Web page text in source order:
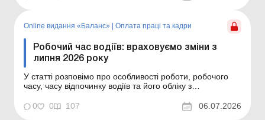
від 7 липня 2026 року Місце, де зберігається
Online видання «Баланс» Оплата праці та кадри
Робочий час водіїв: враховуємо зміни з
липня 2026 року
У статті розповімо про особливості роботи, робочого
часу, часу відпочинку водіїв та його обліку з
Баланс № 27 від 7 липня 2026 року На водіїв
автотранспортних засобів поширюються загальні
0 0 107 06.07.2026